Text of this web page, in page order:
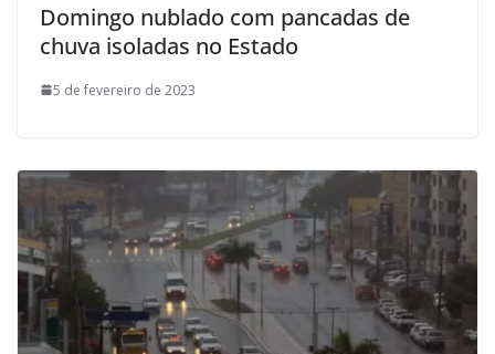
Domingo nublado com pancadas de
chuva isoladas no Estado
5 de fevereiro de 2023